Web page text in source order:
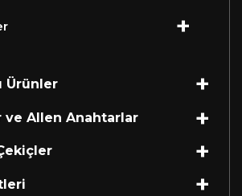
Ürünler
ve Allen Anahtarlar